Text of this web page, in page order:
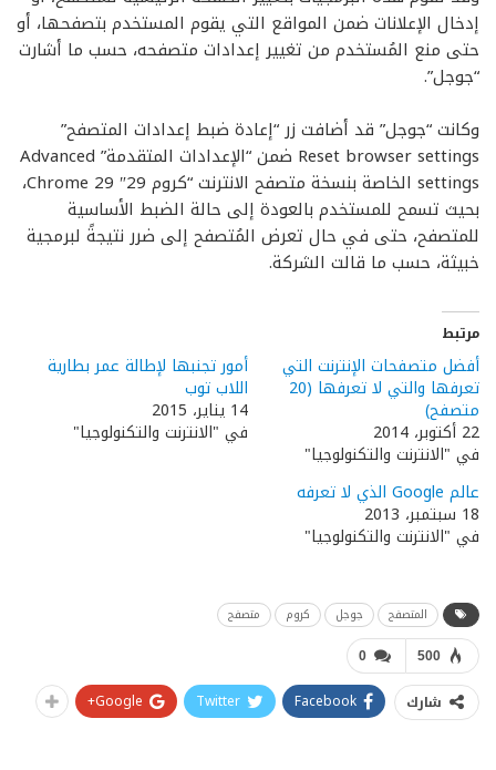
إدخال الإعلانات ضمن المواقع التي يقوم المستخدم بتصفحها، أو
حتى منع المُستخدم من تغيير إعدادات متصفحه، حسب ما أشارت
“جوجل”.
وكانت “جوجل” قد أضافت زر “إعادة ضبط إعدادات المتصفح”
Reset browser settings ضمن “الإعدادات المتقدمة” Advanced
settings الخاصة بنسخة متصفح الانترنت “كروم 29″ Chrome 29،
بحيث تسمح للمستخدم بالعودة إلى حالة الضبط الأساسية
للمتصفح، حتى في حال تعرض المُتصفح إلى ضرر نتيجةً لبرمجية
خبيثة، حسب ما قالت الشركة.
مرتبط
أفضل متصفحات الإنترنت التي
تعرفها والتي لا تعرفها (20
متصفح)
22 أكتوبر، 2014
في "الانترنت والتكنولوجيا"
أمور تجنبها لإطالة عمر بطارية
اللاب توب
14 يناير، 2015
في "الانترنت والتكنولوجيا"
عالم Google الذي لا تعرفه
18 سبتمبر، 2013
في "الانترنت والتكنولوجيا"
المتصفح جوجل كروم متصفح
0 500
شارك Facebook
Twitter
Google+